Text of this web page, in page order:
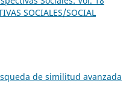
SOCIALES/SOCIAL
de similitud avanzada